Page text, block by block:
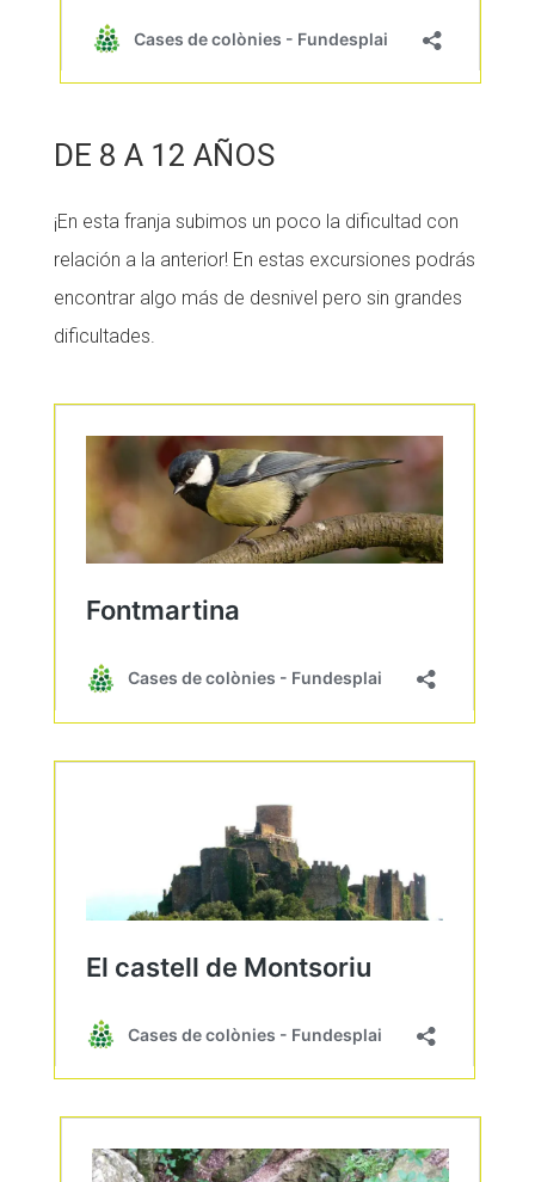
DE 8 A 12 AÑOS
¡En esta franja subimos un poco la dificultad con
relación a la anterior! En estas excursiones podrás
encontrar algo más de desnivel pero sin grandes
dificultades.